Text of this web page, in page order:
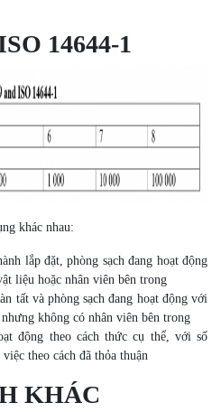
14644-1
khác nhau:
lắp đặt, phòng sạch đang hoạt động
liệu hoặc nhân viên bên trong
tất và phòng sạch đang hoạt động với
không có nhân viên bên trong
động theo cách thức cụ thể, với số
theo cách đã thỏa thuận
KHÁC